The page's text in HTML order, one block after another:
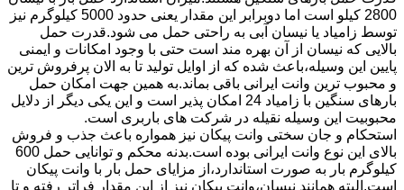
2800 کیلو است اما دوبرابر این مقدار یعنی حدود 5000 کیلوگرم نیز
توسط زامیاد یا نیسان آبی به راحتی حمل می شود.قدرت حمل
بالایی که نیسان از آن بهره مند است حتی با وجود امکانات و ایمنی
پایین این وسیله،باعث شده که از اوایل تولید تا به الان پرفروش ترین
و محبوب ترین وانت ایرانی باقی بماند.به همین جهت امکان حمل
بارهای سنگین با زامیاد 24 امکان پذیر است و این یکی دیگر از دلایل
محبوبیت این وسیله نقیله در شرکت های باربری است.
استحکام و جان سختی وانت پیکان نیز همواره باعث جذب و فروش
بالای این نوع وانت ایرانی بوده است.بدنه محکم و توانایی حمل 600
کیلوگرم بار به صورت استاندارد،از مزایای حمل بار با وانت پیکان
است.البته همانند نیسان،وانت پیکان نیز از این مقدار فراتر رفته و تا